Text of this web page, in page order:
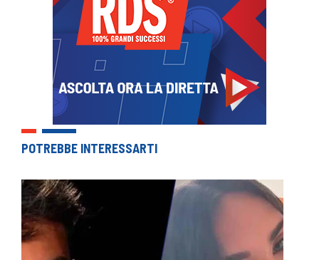
POTREBBE INTERESSARTI